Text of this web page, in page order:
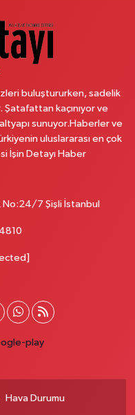
No:267 A Sultanbeyli İstanbul
No:27 A Kağıthane
İstanbul
buluştururken, sadelik
kaçınıyor ve
sunuyor.Haberler ve
uluslararası en çok
İşin Detayı Haber
No:24/7 Şişli İstanbul
Hava Durumu